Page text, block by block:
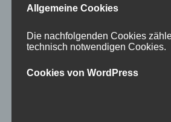
Allgemeine Cookies
Die nachfolgenden Cookies
technisch notwendigen Cookies.
Cookies von WordPress